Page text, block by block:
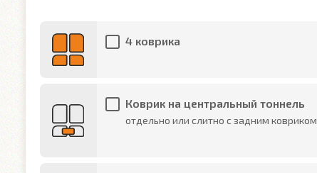
4 коврика
Коврик на центральный тоннель
отдельно или слитно с задним ковриком